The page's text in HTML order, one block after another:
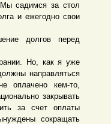
Мы садимся за стол
и ежегодно свои
долгов перед
Но, как я уже
направляться
оплачено кем-то,
закрывать
за счет оплаты
сокращать